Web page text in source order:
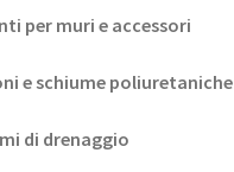
per muri e accessori
e schiume poliuretaniche
di drenaggio